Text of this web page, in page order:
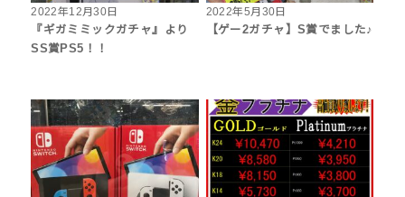
2022年12月30日
『ギガミミックガチャ』より
SS賞PS5！！
2022年5月30日
【ゲー2ガチャ】S賞でました♪